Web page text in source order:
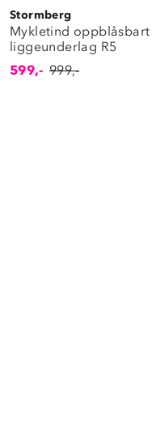
Stormberg
Mykletind oppblåsbart
liggeunderlag R5
599,- 999,-